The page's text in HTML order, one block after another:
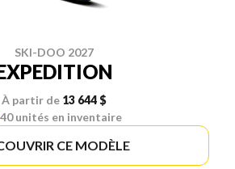
SKI-DOO 2027
À partir de 13 644 $
40 unités en inventaire
CE MODÈLE